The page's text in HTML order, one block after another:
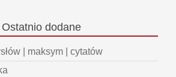
Ostatnio dodane
| maksym | cytatów